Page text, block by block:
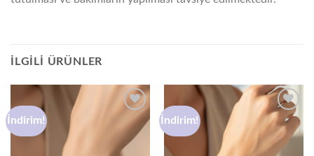
İLGILI ÜRÜNLER
İndirim!
Favorilere
İndirim!
Favorilere
ekle